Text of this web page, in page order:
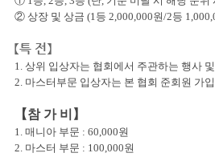
② 상장 및 상금 (1등 2,000,000원/2등
【특 전】
1. 상위 입상자는 협회에서 주관하는 행사
2. 마스터부문 입상자는 본 협회 준회원 가
【참 가 비 】
1. 매니아 부문 : 60,000원
2. 마스터 부문 : 100,000원